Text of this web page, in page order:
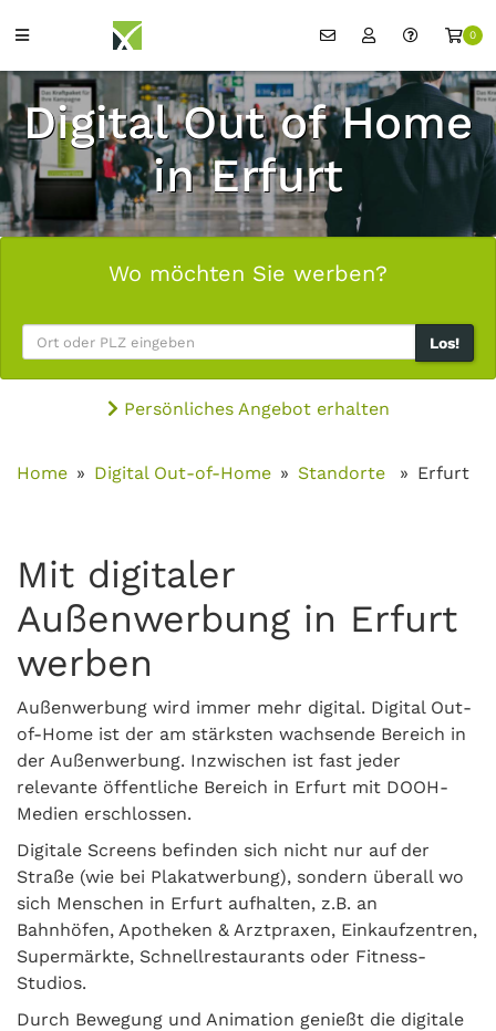
0
Digital Out of Home
in Erfurt
Wo möchten Sie werben?
Los!
Persönliches Angebot erhalten
Home Digital Out-of-Home Standorte Erfurt
Mit digitaler
Außenwerbung in Erfurt
werben
Außenwerbung wird immer mehr digital. Digital Out-
of-Home ist der am stärksten wachsende Bereich in
der Außenwerbung. Inzwischen ist fast jeder
relevante öffentliche Bereich in Erfurt mit DOOH-
Medien erschlossen.
Digitale Screens befinden sich nicht nur auf der
Straße (wie bei Plakatwerbung), sondern überall wo
sich Menschen in Erfurt aufhalten, z.B. an
Bahnhöfen, Apotheken & Arztpraxen, Einkaufzentren,
Supermärkte, Schnellrestaurants oder Fitness-
Studios.
Durch Bewegung und Animation genießt die digitale